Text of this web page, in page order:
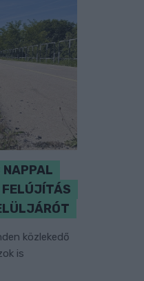
FELÚJÍTÁS
közlekedő
is